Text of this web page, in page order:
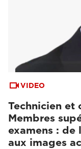
VIDEO
Technicien et
Membres
examens :
aux images